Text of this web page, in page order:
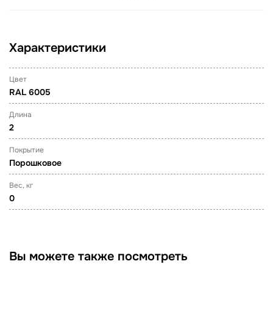
Характеристики
Цвет
RAL 6005
Длина
2
Покрытие
Порошковое
Вес, кг
0
Вы можете также посмотреть